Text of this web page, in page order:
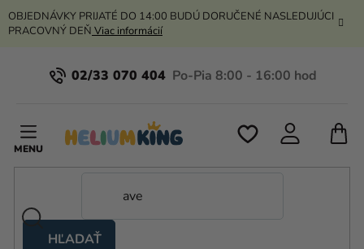
Prejsť
na
OBJEDNÁVKY PRIJATÉ DO 14:00 BUDÚ DORUČENÉ NASLEDUJÚCI
PRACOVNÝ DEŇ Viac informácií
02/33 070 404
HĽADAŤ